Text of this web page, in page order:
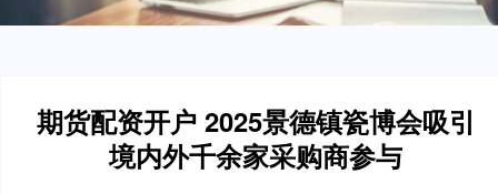
期货配资开户 2025景德镇瓷博会吸引
境内外千余家采购商参与